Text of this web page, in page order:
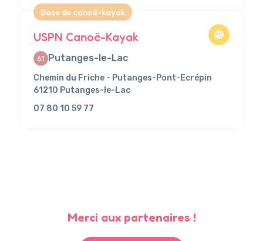
Base de canoë-kayak
USPN Canoë-Kayak
61 Putanges-le-Lac
Chemin du Friche - Putanges-Pont-Ecrépin
61210 Putanges-le-Lac
07 80 10 59 77
Merci aux partenaires !